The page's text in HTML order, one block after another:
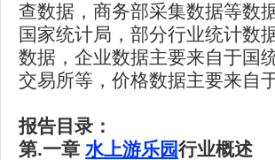
查数据，商务部采集数据等数
国家统计局，部分行业统计数
数据，企业数据主要来自于国
交易所等，价格数据主要来自
报告目录：
第.一章 水上游乐园行业概述